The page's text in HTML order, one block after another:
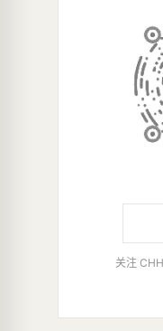
关注